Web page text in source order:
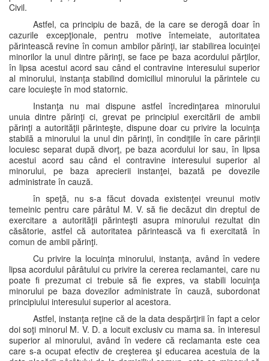
Civil.
Astfel, ca principiu de bază, de la care se derogă doar în
cazurile excepţionale, pentru motive întemeiate, autoritatea
părintească revine în comun ambilor părinţi, iar stabilirea locuinţei
minorilor la unul dintre părinţi, se face pe baza acordului părţilor,
în lipsa acestui acord sau când el contravine interesului superior
al minorului, instanţa stabilind domiciliul minorului la părintele cu
care locuieşte în mod statornic.
Instanţa nu mai dispune astfel încredinţarea minorului
unuia dintre părinţi ci, grevat pe principiul exercitării de ambii
părinţi a autorităţii părinteşte, dispune doar cu privire la locuinţa
stabilă a minorului la unul din părinţi, în condiţiile în care părinţii
locuiesc separat după divorţ, pe baza acordului lor sau, în lipsa
acestui acord sau când el contravine interesului superior al
minorului, pe baza aprecierii instanţei, bazată pe dovezile
administrate în cauză.
în speţă, nu s-a făcut dovada existenţei vreunui motiv
temeinic pentru care pârâtul M. V. să fie decăzut din dreptul de
exercitare a autorităţii părinteşti asupra minorului rezultat din
căsătorie, astfel că autoritatea părintească va fi exercitată în
comun de ambii părinţi.
Cu privire la locuinţa minorului, instanţa, având în vedere
lipsa acordului pârâtului cu privire la cererea reclamantei, care nu
poate fi prezumat ci trebuie să fie expres, va stabili locuinţa
minorului pe baza dovezilor administrate în cauză, subordonat
principiului interesului superior al acestora.
Astfel, instanţa reţine că de la data despărţirii în fapt a celor
doi soţi minorul M. V. D. a locuit exclusiv cu mama sa. în interesul
superior al minorului, având în vedere că reclamanta este cea
care s-a ocupat efectiv de creşterea şi educarea acestuia de la